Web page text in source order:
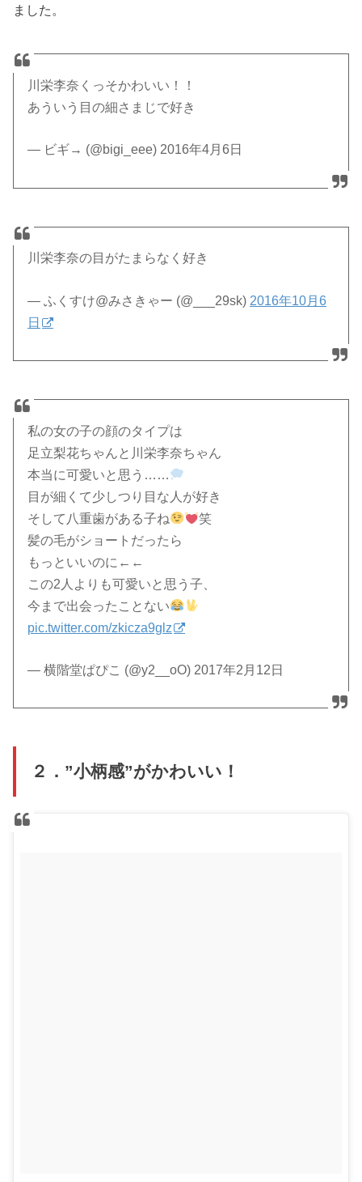
ました。
川栄李奈くっそかわいい！！
あういう目の細さまじで好き
— ビギ→ (@bigi_eee) 2016年4月6日
川栄李奈の目がたまらなく好き
— ふくすけ@みさきゃー (@___29sk) 2016年10月6
日
私の女の子の顔のタイプは
足立梨花ちゃんと川栄李奈ちゃん
本当に可愛いと思う……
目が細くて少しつり目な人が好き
そして八重歯がある子ね
笑
髪の毛がショートだったら
もっといいのに←←
この2人よりも可愛いと思う子、
今まで出会ったことない
pic.twitter.com/zkicza9glz
— 横階堂ぱぴこ (@y2__oO) 2017年2月12日
２．”小柄感”がかわいい！